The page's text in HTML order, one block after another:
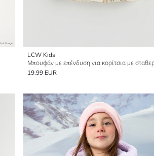
LCW Kids
19.99 EUR